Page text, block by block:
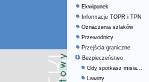
Ekwipunek
Informacje TOPR i TPN
Oznaczenia szlaków
Przewodnicy
Przejścia graniczne
Bezpieczeństwo
Gdy spotkasz misia...
Lawiny